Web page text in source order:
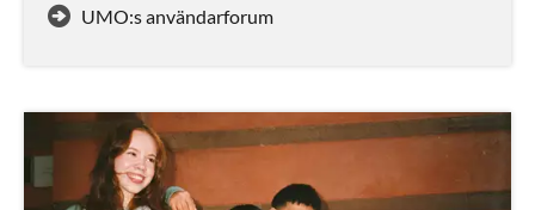
UMO:s användarforum